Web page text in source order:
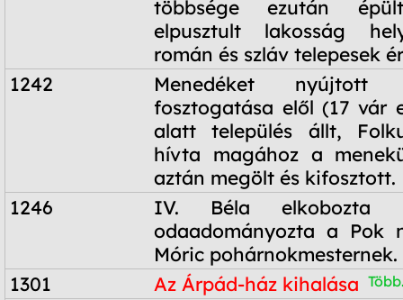
többsége ezután
elpusztult lakosság
román és szláv telepesek
1242
Menedéket
fosztogatása elől (17 vár
alatt település állt,
hívta magához a
aztán megölt és kifosztott.
1246
IV. Béla elkobozta
odaadományozta a Pok
Móric pohárnokmesternek.
1301
Az Árpád-ház kihalása